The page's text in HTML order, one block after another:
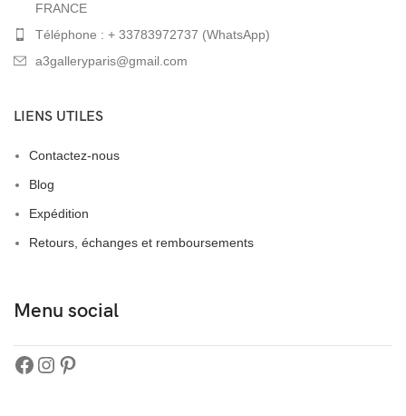
FRANCE
Téléphone : + 33783972737 (WhatsApp)
a3galleryparis@gmail.com
LIENS UTILES
Contactez-nous
Blog
Expédition
Retours, échanges et remboursements
Menu social